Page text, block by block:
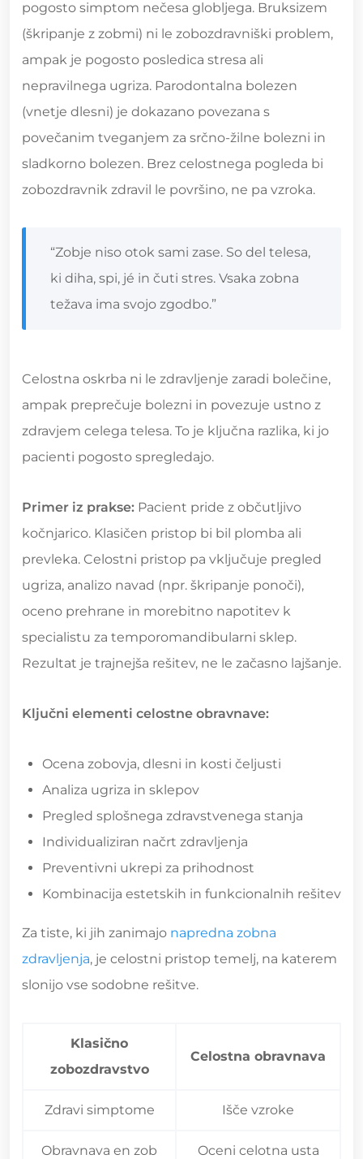
pogosto simptom nečesa globljega. Bruksizem
(škripanje z zobmi) ni le zobozdravniški problem,
ampak je pogosto posledica stresa ali
nepravilnega ugriza. Parodontalna bolezen
(vnetje dlesni) je dokazano povezana s
povečanim tveganjem za srčno-žilne bolezni in
sladkorno bolezen. Brez celostnega pogleda bi
zobozdravnik zdravil le površino, ne pa vzroka.
“Zobje niso otok sami zase. So del telesa,
ki diha, spi, jé in čuti stres. Vsaka zobna
težava ima svojo zgodbo.”
Celostna oskrba ni le zdravljenje zaradi bolečine,
ampak preprečuje bolezni in povezuje ustno z
zdravjem celega telesa. To je ključna razlika, ki jo
pacienti pogosto spregledajo.
Primer iz prakse: Pacient pride z občutljivo
kočnjarico. Klasičen pristop bi bil plomba ali
prevleka. Celostni pristop pa vključuje pregled
ugriza, analizo navad (npr. škripanje ponoči),
oceno prehrane in morebitno napotitev k
specialistu za temporomandibularni sklep.
Rezultat je trajnejša rešitev, ne le začasno lajšanje.
Ključni elementi celostne obravnave:
Ocena zobovja, dlesni in kosti čeljusti
Analiza ugriza in sklepov
Pregled splošnega zdravstvenega stanja
Individualiziran načrt zdravljenja
Preventivni ukrepi za prihodnost
Kombinacija estetskih in funkcionalnih rešitev
Za tiste, ki jih zanimajo napredna zobna
zdravljenja, je celostni pristop temelj, na katerem
slonijo vse sodobne rešitve.
Klasično
zobozdravstvo
Celostna obravnava
Zdravi simptome Išče vzroke
Obravnava en zob Oceni celotna usta